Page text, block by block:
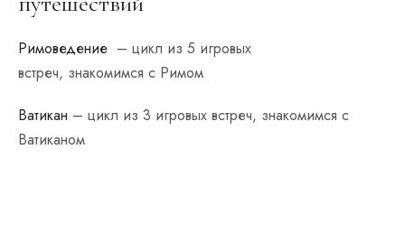
Римоведение – цикл из 5 игровых
встреч, знакомимся с Римом
Ватикан – цикл из 3 игровых встреч, знакомимся с
Ватиканом